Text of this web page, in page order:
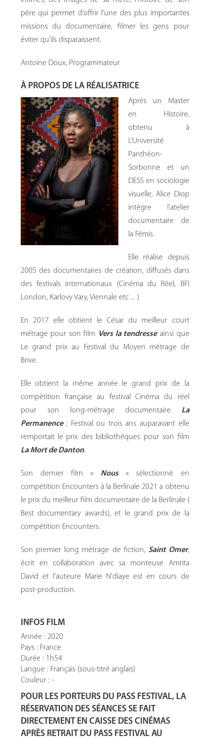
père qui permet d’offrir l’une des plus importantes
missions du documentaire, filmer les gens pour
éviter qu’ils disparaissent.
Antoine Doux, Programmateur
À PROPOS DE LA RÉALISATRICE
Après un Master
en Histoire,
obtenu à
L'Université
Panthéon-
Sorbonne et un
DESS en sociologie
visuelle, Alice Diop
intègre l'atelier
documentaire de
la Fémis.
Elle réalise depuis
2005 des documentaires de création, diffusés dans
des festivals internationaux (Cinéma du Réel, BFI
London, Karlovy Vary, Viennale etc ... )
En 2017 elle obtient le César du meilleur court
métrage pour son film
Vers la tendresseainsi que
Le grand prix au Festival du Moyen métrage de
Brive.
Elle obtient la même année le grand prix de la
compétition française au festival Cinéma du réel
pour son long-métrage documentaire La
Permanence; Festival ou trois ans auparavant elle
remportait le prix des bibliothèques pour son film
La Mort de Danton.
Son dernier film « Nous» sélectionné en
compétition Encounters à la Berlinale 2021 a obtenu
le prix du meilleur film documentaire de la Berlinale (
Best documentary awards), et le grand prix de la
compétition Encounters.
Son premier long métrage de fiction, Saint Omer,
écrit en collaboration avec sa monteuse Amrita
David et l'auteure Marie N'diaye est en cours de
post-production.
INFOS FILM
Année : 2020
Pays : France
Durée : 1h54
Langue : Français (sous-titré anglais)
Couleur : -
POUR LES PORTEURS DU PASS FESTIVAL, LA
RÉSERVATION DES SÉANCES SE FAIT
DIRECTEMENT EN CAISSE DES CINÉMAS
APRÈS RETRAIT DU PASS FESTIVAL AU